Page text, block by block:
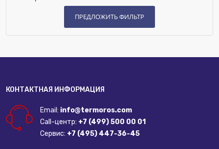
Встроенный бойлер:Нет
Встроенный насос:Нет
Камера сгорания:Закрытая
КОНТАКТНАЯ ИНФОРМАЦИЯ
Email: info@termoros.com
Call-центр: +7 (499) 500 00 01
Сервис: +7 (495) 447-36-45